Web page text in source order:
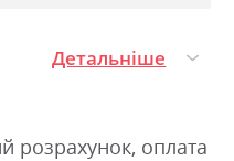
Детальніше
розрахунок, оплата